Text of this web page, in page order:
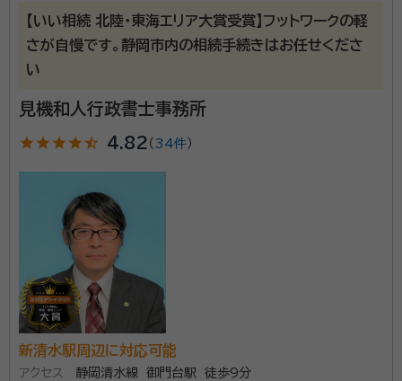
【いい相続 北陸・東海エリア大賞受賞】フットワークの軽
さが自慢です。静岡市内の相続手続きはお任せくださ
い
見機和人行政書士事務所
star star star star star_half 4.82 （ 34件 ）
新清水駅周辺に対応可能
アクセス
静岡清水線 御門台駅 徒歩9分